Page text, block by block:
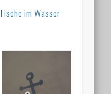
Fische im Wasser